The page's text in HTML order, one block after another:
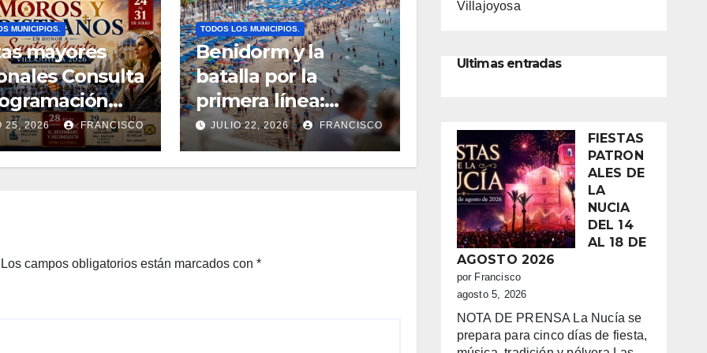
MUNICIPIOS.
mayores
Consulta
de los
y Cristianos
2026
25, 2026 FRANCISCO
TODOS LOS MUNICIPIOS.
Benidorm y la
batalla por la
primera línea:
sombrillas al
amanecer, quejas
vecinales y una
JULIO 22, 2026 FRANCISCO
Los campos obligatorios están marcados con *
Villajoyosa
Ultimas entradas
FIESTAS
PATRON
ALES DE
LA
NUCIA
DEL 14
AL 18 DE
AGOSTO 2026
por Francisco
agosto 5, 2026
NOTA DE PRENSA La Nucía se
prepara para cinco días de fiesta,